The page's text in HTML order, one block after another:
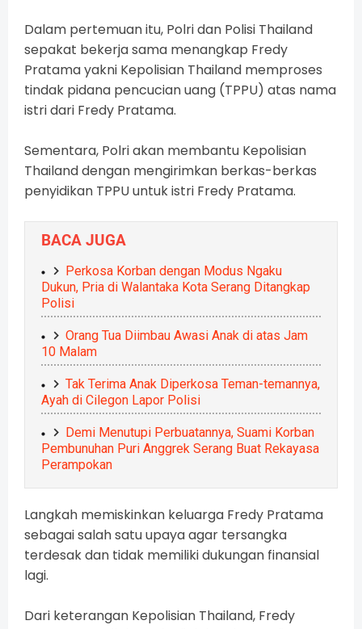
Dalam pertemuan itu, Polri dan Polisi Thailand
sepakat bekerja sama menangkap Fredy
Pratama yakni Kepolisian Thailand memproses
tindak pidana pencucian uang (TPPU) atas nama
istri dari Fredy Pratama.
Sementara, Polri akan membantu Kepolisian
Thailand dengan mengirimkan berkas-berkas
penyidikan TPPU untuk istri Fredy Pratama.
BACA JUGA
Perkosa Korban dengan Modus Ngaku
Dukun, Pria di Walantaka Kota Serang Ditangkap
Polisi
Orang Tua Diimbau Awasi Anak di atas Jam
10 Malam
Tak Terima Anak Diperkosa Teman-temannya,
Ayah di Cilegon Lapor Polisi
Demi Menutupi Perbuatannya, Suami Korban
Pembunuhan Puri Anggrek Serang Buat Rekayasa
Perampokan
Langkah memiskinkan keluarga Fredy Pratama
sebagai salah satu upaya agar tersangka
terdesak dan tidak memiliki dukungan finansial
lagi.
Dari keterangan Kepolisian Thailand, Fredy